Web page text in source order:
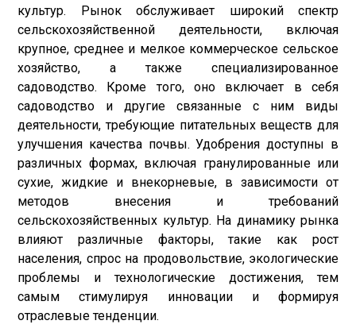
культур. Рынок обслуживает широкий спектр
сельскохозяйственной деятельности, включая
крупное, среднее и мелкое коммерческое сельское
хозяйство, а также специализированное
садоводство. Кроме того, оно включает в себя
садоводство и другие связанные с ним виды
деятельности, требующие питательных веществ для
улучшения качества почвы. Удобрения доступны в
различных формах, включая гранулированные или
сухие, жидкие и внекорневые, в зависимости от
методов внесения и требований
сельскохозяйственных культур. На динамику рынка
влияют различные факторы, такие как рост
населения, спрос на продовольствие, экологические
проблемы и технологические достижения, тем
самым стимулируя инновации и формируя
отраслевые тенденции.